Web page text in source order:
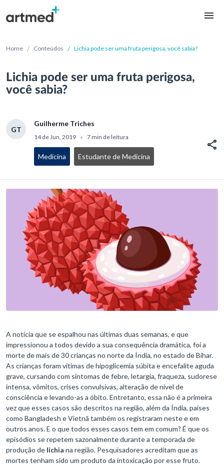
Home / Conteúdos / Lichia pode ser uma fruta perigosa, você sabia?
Lichia pode ser uma fruta perigosa,
você sabia?
GT
Guilherme Triches
14 de Jun, 2019 • 7 min de leitura
Medicina Estudante de Medicina
A notícia que se espalhou nas últimas duas semanas, e que
impressionou a todos devido a sua consequência dramática, foi a
morte de mais de 30 crianças no norte da Índia, no estado de Bihar.
As crianças foram vítimas de hipoglicemia súbita e encefalite aguda
grave, cursando com sintomas de febre, letargia, fraqueza, sudorese
intensa, vômitos, crises convulsivas, alteração de nível de
consciência e levando-as a óbito. Entretanto, essa não é a primeira
vez que esses casos são descritos na região, além da Índia, países
como Bangladesh e Vietnã também os registraram neste e em
outros anos. E o que todos esses casos tem em comum? É que os
episódios se repetem sazonalmente durante a temporada de
produção de lichia na região. Pesquisadores acreditam que as
mortes tenham sido um produto da intoxicação por esse fruto.